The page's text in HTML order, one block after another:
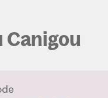
Canigou